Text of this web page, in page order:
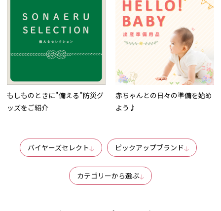
もしものときに"備える"防災グ
ッズをご紹介
赤ちゃんとの日々の準備を始め
よう♪
バイヤーズセレクト ピックアップブランド
カテゴリーから選ぶ